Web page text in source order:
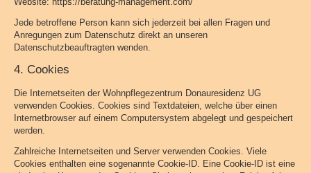
Jede betroffene Person kann sich jederzeit bei allen Fragen und
Anregungen zum Datenschutz direkt an unseren
Datenschutzbeauftragten wenden.
4. Cookies
Die Internetseiten der Wohnpflegezentrum Donauresidenz UG
verwenden Cookies. Cookies sind Textdateien, welche über einen
Internetbrowser auf einem Computersystem abgelegt und gespeichert
werden.
Zahlreiche Internetseiten und Server verwenden Cookies. Viele
Cookies enthalten eine sogenannte Cookie-ID. Eine Cookie-ID ist eine